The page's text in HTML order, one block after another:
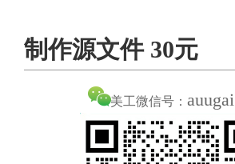
制作源文件 30元
美工微信号： auugai